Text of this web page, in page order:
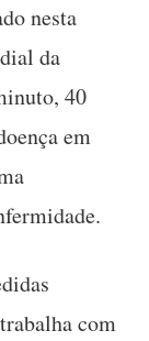
nesta
da
40
em
com